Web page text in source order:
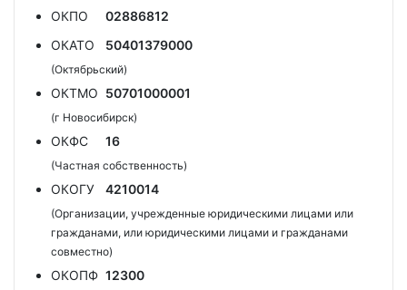
ОКПО
02886812
ОКАТО
50401379000
(Октябрьский)
ОКТМО 50701000001
(г Новосибирск)
ОКФС 16
(Частная собственность)
ОКОГУ 4210014
(Организации, учрежденные юридическими лицами или
гражданами, или юридическими лицами и гражданами
совместно)
ОКОПФ 12300